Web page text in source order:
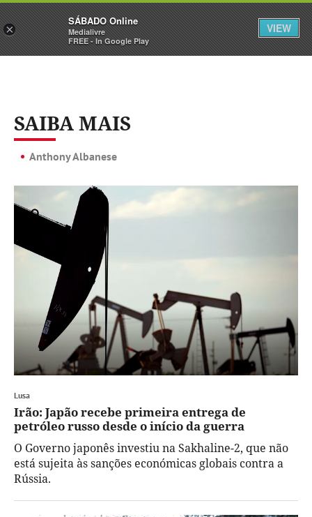
Sábado Assine Iniciar Sessão
SAIBA MAIS
Anthony Albanese
Lusa
Irão: Japão recebe primeira entrega de
petróleo russo desde o início da guerra
O Governo japonês investiu na Sakhaline-2, que não
está sujeita às sanções económicas globais contra a
Rússia.
×
SÁBADO Online
Medialivre
FREE - In Google Play
VIEW